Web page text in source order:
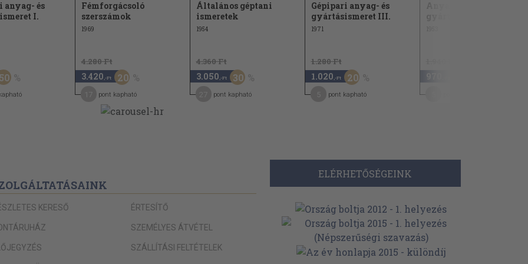
88
103
107
107
anyag- és
I.
50
Fémforgácsoló
szerszámok
1969
4.280 Ft
3.420 ,-Ft 20
pont kapható
Általános géptani
ismeretek
1954
4.360 Ft
3.050 ,-Ft 30
pont kapható
Gépipari anyag- és
gyártásismeret III.
1971
1.280 Ft
1.020 ,-Ft 20
pont kapható
Anyag- és
gyártásismeret I.
KERESŐ ÉRTESÍTŐ
SZEMÉLYES ÁTVÉTEL
SZÁLLÍTÁSI FELTÉTELEK
ELÉRHETŐSÉGEINK